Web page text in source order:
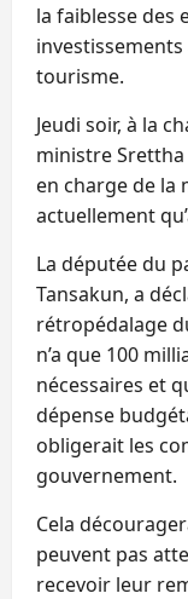
la faiblesse des
tourisme.
Jeudi soir, à la
ministre
en charge de la
actuellement
La députée du
Tansakun, a
rétropédalage
n’a que 100
nécessaires et
dépense
obligerait les
gouvernement.
Cela
peuvent pas
recevoir leur